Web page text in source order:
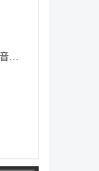
48个英语音标表-附一个flash实现的音标的读音